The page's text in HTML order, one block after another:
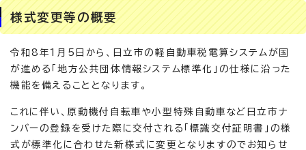
様式変更等の概要
令和8年1月5日から、日立市の軽自動車税電算システムが国
が進める「地方公共団体情報システム標準化」の仕様に沿った
機能を備えることとなります。
これに伴い、原動機付自転車や小型特殊自動車など日立市ナ
ンバーの登録を受けた際に交付される「標識交付証明書」の様
式が標準化に合わせた新様式に変更となりますのでお知らせ